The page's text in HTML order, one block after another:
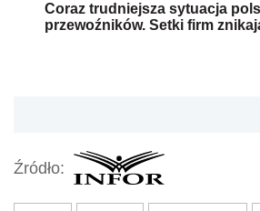
Coraz trudniejsza sytuacja
przewoźników. Setki firm
Źródło: